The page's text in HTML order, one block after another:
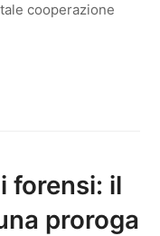
cooperazione
forensi: il
proroga